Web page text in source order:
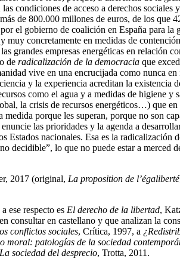
condiciones de acceso a derechos
de 800.000 millones de euros, de los que
el gobierno de coalición en España para
concretamente en medidas de
grandes empresas energéticas en relación
de radicalización de la democracia que
vive en una encrucijada como nunca
y la experiencia acreditan la existencia
como el agua y a medidas de higiene
la crisis de recursos energéticos…) que
medida porque les superan, porque no son
las prioridades y la agenda a
Estados nacionales. Esa es la
decidible”, lo que no puede estar a merced
2017 (original, La proposition de l’égaliberté
ese respecto es El derecho de la libertad,
consultar en castellano y que analizan la
conflictos sociales, Crítica, 1997, a
moral: patologías de la sociedad
La sociedad del desprecio, Trotta, 2011.